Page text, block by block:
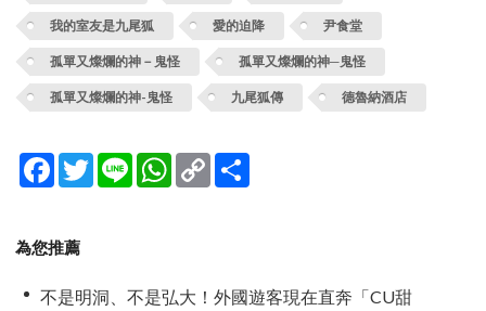
我的室友是九尾狐 愛的迫降 尹食堂
孤單又燦爛的神－鬼怪 孤單又燦爛的神─鬼怪
孤單又燦爛的神-鬼怪 九尾狐傳 ‎德魯納酒店
Facebook
TwitterLine WhatsApp
Copy
Link
為您推薦
不是明洞、不是弘大！外國遊客現在直奔「CU甜